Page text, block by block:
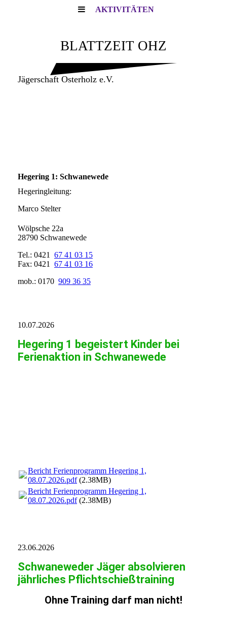
AKTIVITÄTEN
BLATTZEIT OHZ
Jägerschaft Osterholz e.V.
Hegering 1: Schwanewede
Hegeringleitung:
Marco Stelter
Wölpsche 22a
28790 Schwanewede
Tel.: 0421 67 41 03 15
Fax: 0421 67 41 03 16
mob.: 0170 909 36 35
10.07.2026
Hegering 1 begeistert Kinder bei
Ferienaktion in Schwanewede
Bericht Ferienprogramm Hegering 1,
08.07.2026.pdf(2.38MB)
Bericht Ferienprogramm Hegering 1,
08.07.2026.pdf(2.38MB)
23.06.2026
Schwaneweder Jäger absolvieren
jährliches Pflichtschießtraining
Ohne Training darf man nicht!